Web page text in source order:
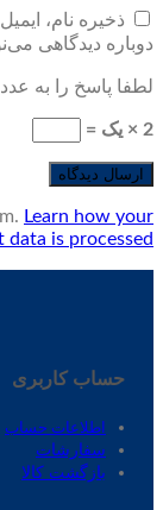
ذخیره نام،
دوباره دیدگاهی
لطفا پاسخ را به
2 × یک =
Learn how your
data is processed
حساب کاربری
اطلاعات حساب
سفارشات
بازگشت کالا